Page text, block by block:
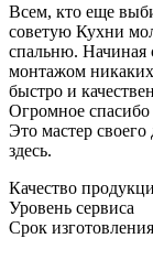
Всем, кто еще
советую Кухни
спальню. Начиная
монтажом
быстро и
Огромное
Это мастер своего
здесь.
Качество
Уровень сервиса
Срок изготовления